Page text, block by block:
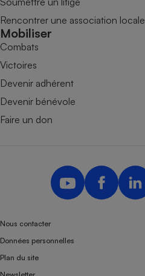
Rencontrer une association locale
Mobiliser
Combats
Victoires
Devenir adhérent
Devenir bénévole
Faire un don
Nous contacter
Données personnelles
Plan du site